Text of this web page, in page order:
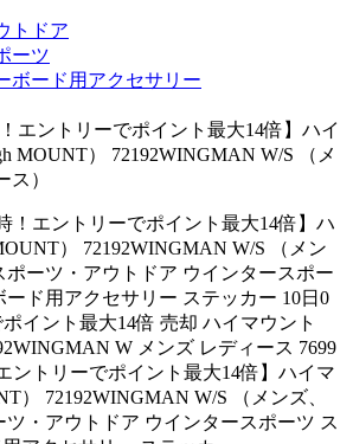
トドア
ーツ
ボード用アクセサリー
！エントリーでポイント最大14倍】ハイ
MOUNT） 72192WINGMAN W/S （メ
ス）
！エントリーでポイント最大14倍】ハ
） 72192WINGMAN W/S （メン
ポーツ・アウトドア ウインタースポー
ド用アクセサリー ステッカー 10日0
イント最大14倍 売却 ハイマウント
W メンズ レディース 7699
ントリーでポイント最大14倍】ハイマ
） 72192WINGMAN W/S （メンズ、
ツ・アウトドア ウインタースポーツ ス